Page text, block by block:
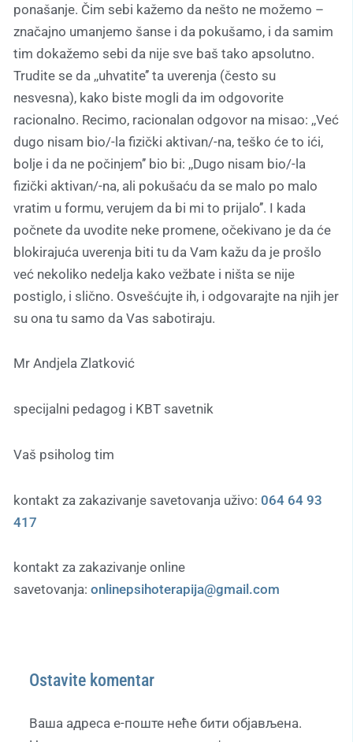
ponašanje. Čim sebi kažemo da nešto ne možemo –
značajno umanjemo šanse i da pokušamo, i da samim
tim dokažemo sebi da nije sve baš tako apsolutno.
Trudite se da ,,uhvatite’’ ta uverenja (često su
nesvesna), kako biste mogli da im odgovorite
racionalno. Recimo, racionalan odgovor na misao: ,,Već
dugo nisam bio/-la fizički aktivan/-na, teško će to ići,
bolje i da ne počinjem’’ bio bi: ,,Dugo nisam bio/-la
fizički aktivan/-na, ali pokušaću da se malo po malo
vratim u formu, verujem da bi mi to prijalo’’. I kada
počnete da uvodite neke promene, očekivano je da će
blokirajuća uverenja biti tu da Vam kažu da je prošlo
već nekoliko nedelja kako vežbate i ništa se nije
postiglo, i slično. Osvešćujte ih, i odgovarajte na njih jer
su ona tu samo da Vas sabotiraju.
Mr Andjela Zlatković
specijalni pedagog i KBT savetnik
Vaš psiholog tim
kontakt za zakazivanje savetovanja uživo: 064 64 93
417
kontakt za zakazivanje online
savetovanja: onlinepsihoterapija@gmail.com
Ostavite komentar
Ваша адреса е-поште неће бити објављена.